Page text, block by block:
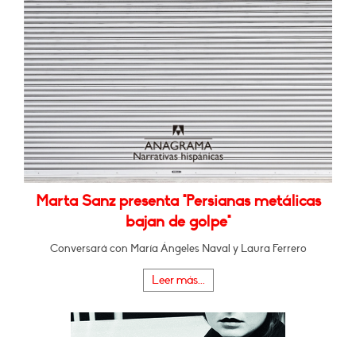
Marta Sanz presenta "Persianas metálicas
bajan de golpe"
Conversará con María Ángeles Naval y Laura Ferrero
Leer más...